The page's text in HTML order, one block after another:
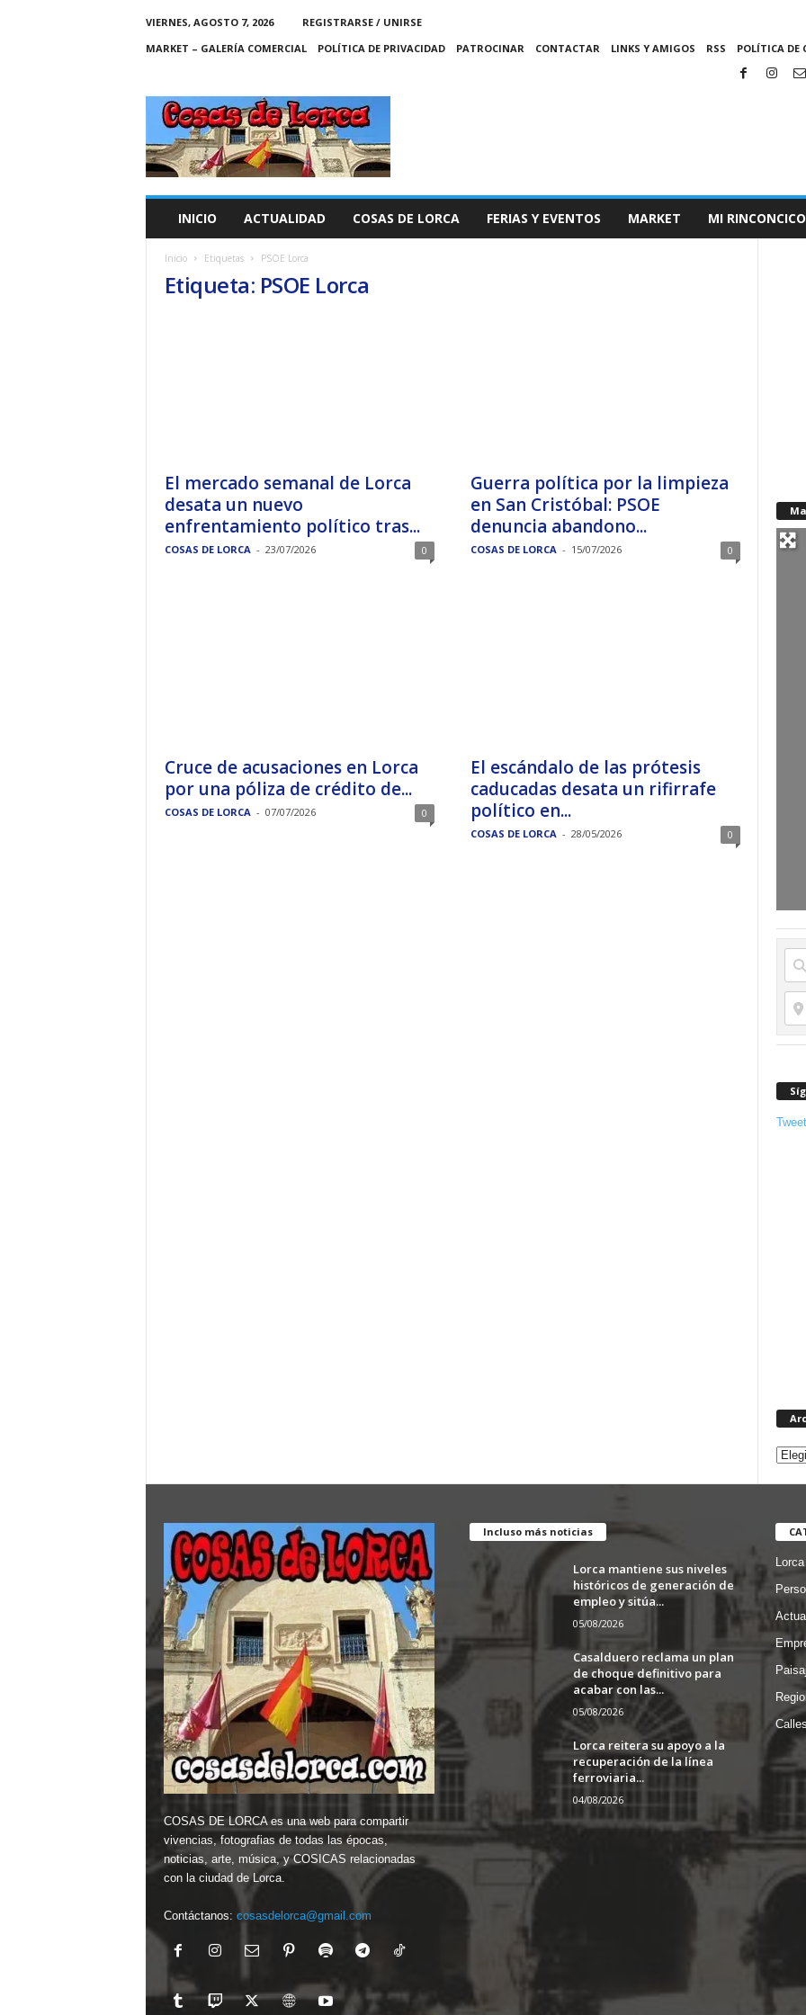
VIERNES, AGOSTO 7, 2026
REGISTRARSE / UNIRSE
MARKET – GALERÍA COMERCIAL
POLÍTICA DE PRIVACIDAD PATROCINAR CONTACTAR LINKS Y AMIGOS RSS POLÍTICA DE
C
A
S
INICIO ACTUALIDAD COSAS DE LORCA FERIAS Y EVENTOS MARKET MI RINCONCICO
Inicio Etiquetas PSOE Lorca
Etiqueta: PSOE Lorca
El mercado semanal de Lorca
desata un nuevo
enfrentamiento político tras...
COSAS DE LORCA - 23/07/2026 0
Guerra política por la limpieza
en San Cristóbal: PSOE
denuncia abandono...
COSAS DE LORCA - 15/07/2026 0
Cruce de acusaciones en Lorca
por una póliza de crédito de...
COSAS DE LORCA - 07/07/2026 0
El escándalo de las prótesis
caducadas desata un rifirrafe
político en...
COSAS DE LORCA - 28/05/2026 0
COSAS DE LORCA es una web para compartir
vivencias, fotografias de todas las épocas,
noticias, arte, música, y COSICAS relacionadas
con la ciudad de Lorca.
Contáctanos: cosasdelorca@gmail.com
Incluso más noticias
Lorca mantiene sus niveles
históricos de generación de
empleo y sitúa...
05/08/2026
Casalduero reclama un plan
de choque definitivo para
acabar con las...
05/08/2026
Lorca reitera su apoyo a la
recuperación de la línea
ferroviaria...
04/08/2026
Lorca